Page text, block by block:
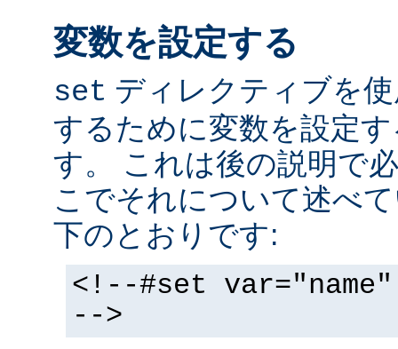
変数を設定する
set ディレクティブを
するために変数を設定
す。 これは後の説明で
こでそれについて述べ
下のとおりです:
<!--#set
-->